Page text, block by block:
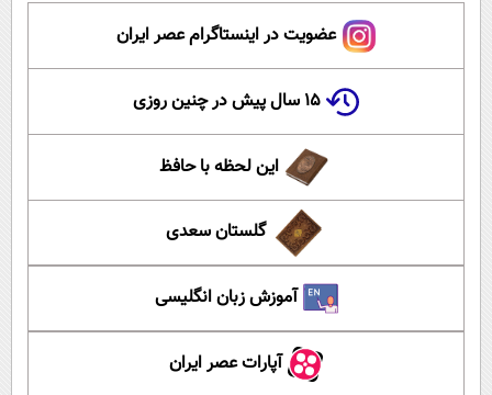
عضویت در اینستاگرام عصر ایران
۱۵ سال پیش در چنین روزی
این لحظه با حافظ
گلستان سعدی
آموزش زبان انگلیسی
آپارات عصر ایران